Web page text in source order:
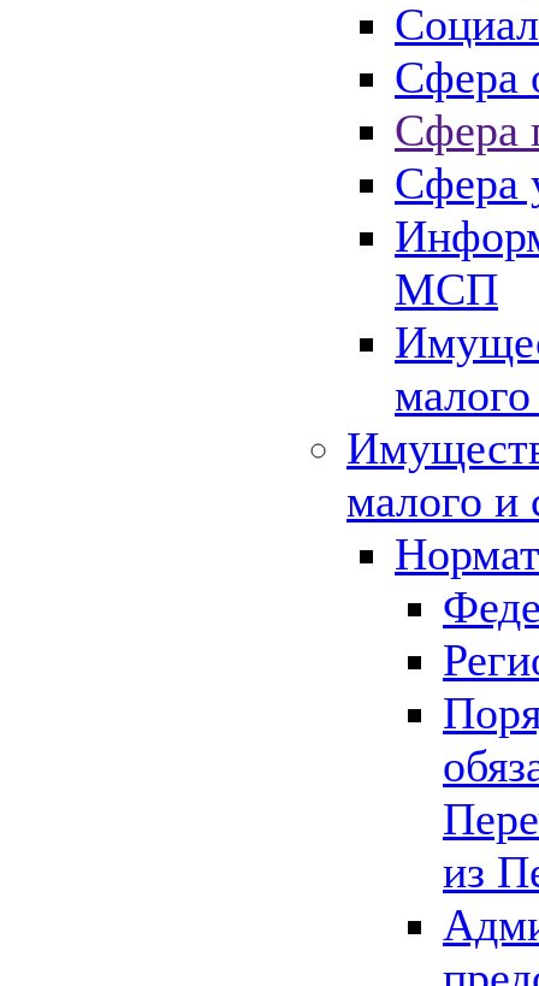
Сфера
Сфера
Сфера
МСП
малого и
из